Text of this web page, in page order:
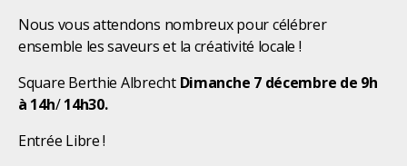
Nous vous attendons nombreux pour célébrer
ensemble les saveurs et la créativité locale !
Square Berthie Albrecht Dimanche 7 décembre de 9h
à 14h/14h30.
Entrée Libre !